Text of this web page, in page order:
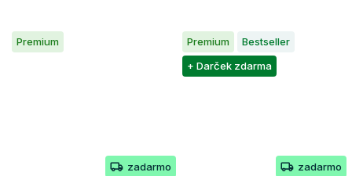
Premium
zadarmo
Premium
Bestseller
+ Darček zdarma
zadarmo